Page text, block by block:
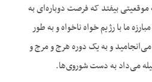
بیفتد که فرصت دوباره‌ای به
ما با رژیم خواه ناخواه و به طور
و به یک دوره هرج و مرج و
می‌داد به دست شوروی‌ها.